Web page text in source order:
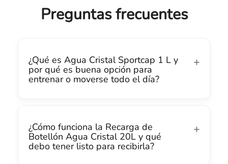
Preguntas frecuentes
¿Qué es Agua Cristal Sportcap 1 L y
por qué es buena opción para
entrenar o moverse todo el día?
¿Cómo funciona la Recarga de
Botellón Agua Cristal 20L y qué
debo tener listo para recibirla?